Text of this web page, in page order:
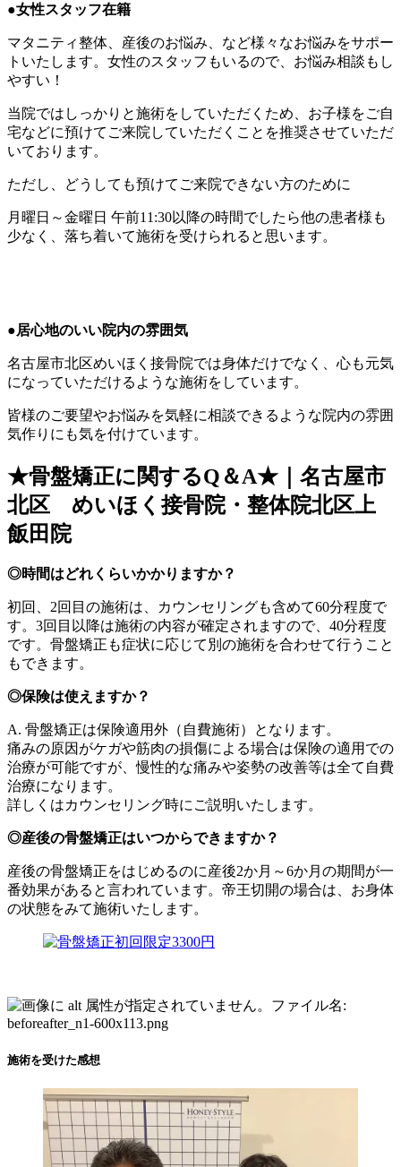
●女性スタッフ在籍
マタニティ整体、産後のお悩み、など様々なお悩みをサポー
トいたします。女性のスタッフもいるので、お悩み相談もし
やすい！
当院ではしっかりと施術をしていただくため、お子様をご自
宅などに預けてご来院していただくことを推奨させていただ
いております。
ただし、どうしても預けてご来院できない方のために
月曜日～金曜日 午前11:30以降の時間でしたら他の患者様も
少なく、落ち着いて施術を受けられると思います。
●居心地のいい院内の雰囲気
名古屋市北区めいほく接骨院では身体だけでなく、心も元気
になっていただけるような施術をしています。
皆様のご要望やお悩みを気軽に相談できるような院内の雰囲
気作りにも気を付けています。
★骨盤矯正に関するQ＆A★｜名古屋市
北区 めいほく接骨院・整体院北区上
飯田院
◎時間はどれくらいかかりますか？
初回、2回目の施術は、カウンセリングも含めて60分程度で
す。3回目以降は施術の内容が確定されますので、40分程度
です。骨盤矯正も症状に応じて別の施術を合わせて行うこと
もできます。
◎保険は使えますか？
A. 骨盤矯正は保険適用外（自費施術）となります。
痛みの原因がケガや筋肉の損傷による場合は保険の適用での
治療が可能ですが、慢性的な痛みや姿勢の改善等は全て自費
治療になります。
詳しくはカウンセリング時にご説明いたします。
◎産後の骨盤矯正はいつからできますか？
産後の骨盤矯正をはじめるのに産後2か月～6か月の期間が一
番効果があると言われています。帝王切開の場合は、お身体
の状態をみて施術いたします。
施術を受けた感想